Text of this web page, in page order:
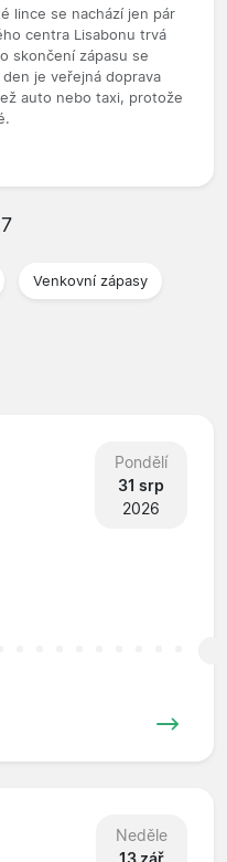
lince se nachází jen pár
centra Lisabonu trvá
skončení zápasu se
je veřejná doprava
auto nebo taxi, protože
Venkovní zápasy
Pondělí
31 srp
2026
Neděle
13 zář